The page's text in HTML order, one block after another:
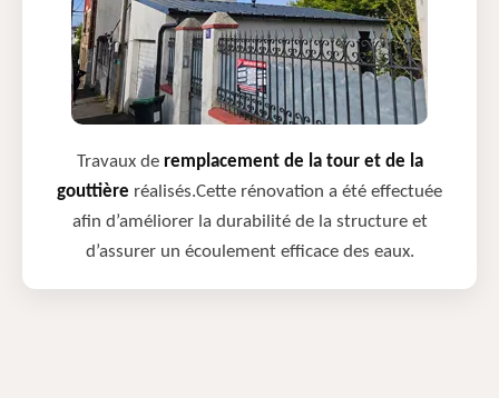
Travaux de remplacement de la tour et de la
gouttière réalisés.Cette rénovation a été effectuée
afin d’améliorer la durabilité de la structure et
d’assurer un écoulement efficace des eaux.